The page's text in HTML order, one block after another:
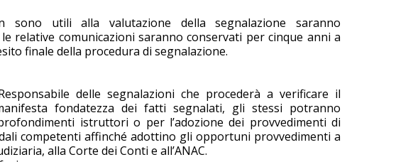
sono utili alla valutazione della segnalazione saranno
relative comunicazioni saranno conservati per cinque anni a
finale della procedura di segnalazione.
delle segnalazioni che procederà a verificare il
fondatezza dei fatti segnalati, gli stessi potranno
istruttori o per l’adozione dei provvedimenti di
competenti affinché adottino gli opportuni provvedimenti a
alla Corte dei Conti e all’ANAC.